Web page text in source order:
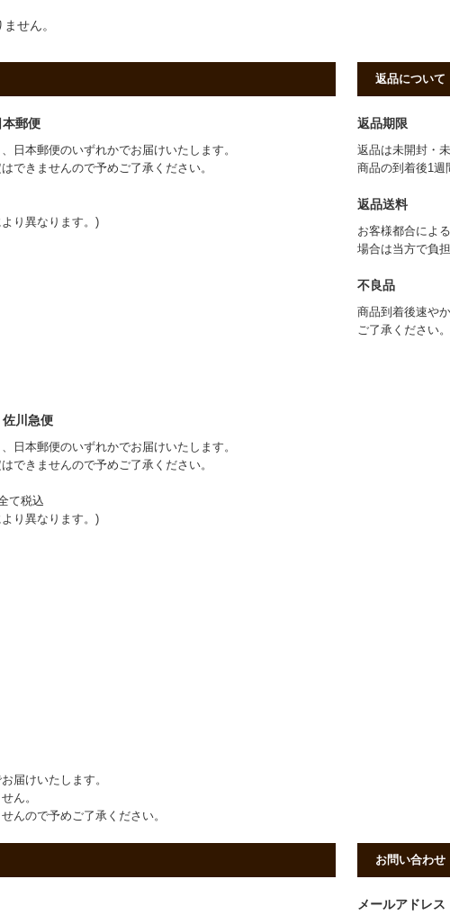
せん。
郵便
日本郵便のいずれかでお届けいたします。
できませんので予めご了承ください。
り異なります。)
佐川急便
日本郵便のいずれかでお届けいたします。
できませんので予めご了承ください。
て税込
り異なります。)
届けいたします。
ん。
んので予めご了承ください。
返品について
返品期限
返品は未開封・
商品の到着後1週
返品送料
お客様都合によ
場合は当方で負
不良品
商品到着後速や
ご了承ください。
お問い合わせ
メールアドレス